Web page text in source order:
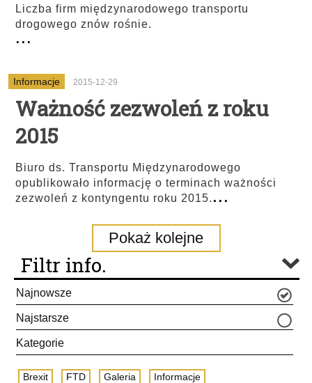
Liczba firm międzynarodowego transportu
drogowego znów rośnie.
...
Informacje 2015-12-29
Ważność zezwoleń z roku
2015
Biuro ds. Transportu Międzynarodowego
opublikowało informację o terminach ważności
zezwoleń z kontyngentu roku 2015....
Pokaż kolejne
Filtr info.
Najnowsze
Najstarsze
Kategorie
Brexit FTD Galeria Informacje